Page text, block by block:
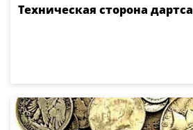
Техническая сторона дартса